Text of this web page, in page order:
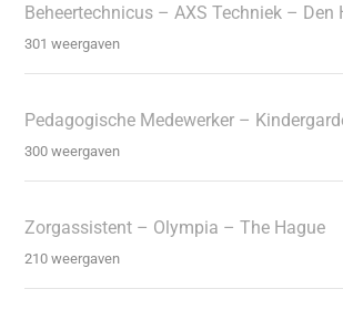
Beheertechnicus – AXS Techniek – Den
301 weergaven
Pedagogische Medewerker –
300 weergaven
Zorgassistent – Olympia – The Hague
210 weergaven